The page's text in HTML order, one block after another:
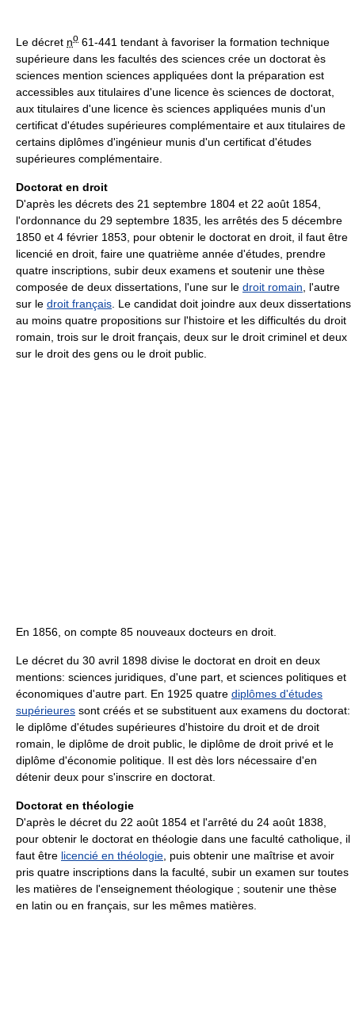
Le décret no 61-441 tendant à favoriser la formation technique
supérieure dans les facultés des sciences crée un doctorat ès
sciences mention sciences appliquées dont la préparation est
accessibles aux titulaires d'une licence ès sciences de doctorat,
aux titulaires d'une licence ès sciences appliquées munis d'un
certificat d'études supérieures complémentaire et aux titulaires de
certains diplômes d'ingénieur munis d'un certificat d'études
supérieures complémentaire.
Doctorat en droit
D'après les décrets des 21 septembre 1804 et 22 août 1854,
l'ordonnance du 29 septembre 1835, les arrêtés des 5 décembre
1850 et 4 février 1853, pour obtenir le doctorat en droit, il faut être
licencié en droit, faire une quatrième année d'études, prendre
quatre inscriptions, subir deux examens et soutenir une thèse
composée de deux dissertations, l'une sur le droit romain , l'autre
sur le droit français . Le candidat doit joindre aux deux dissertations
au moins quatre propositions sur l'histoire et les difficultés du droit
romain, trois sur le droit français, deux sur le droit criminel et deux
sur le droit des gens ou le droit public.
En 1856, on compte 85 nouveaux docteurs en droit.
Le décret du 30 avril 1898 divise le doctorat en droit en deux
mentions: sciences juridiques, d'une part, et sciences politiques et
économiques d'autre part. En 1925 quatre diplômes d'études
supérieures sont créés et se substituent aux examens du doctorat:
le diplôme d'études supérieures d'histoire du droit et de droit
romain, le diplôme de droit public, le diplôme de droit privé et le
diplôme d'économie politique. Il est dès lors nécessaire d'en
détenir deux pour s'inscrire en doctorat.
Doctorat en théologie
D'après le décret du 22 août 1854 et l'arrêté du 24 août 1838,
pour obtenir le doctorat en théologie dans une faculté catholique, il
faut être licencié en théologie , puis obtenir une maîtrise et avoir
pris quatre inscriptions dans la faculté, subir un examen sur toutes
les matières de l'enseignement théologique ; soutenir une thèse
en latin ou en français, sur les mêmes matières.